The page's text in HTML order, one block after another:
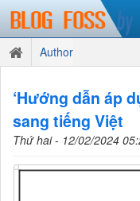
Author
‘Hướng dẫn áp
sang tiếng Việt
Thứ hai - 12/02/2024